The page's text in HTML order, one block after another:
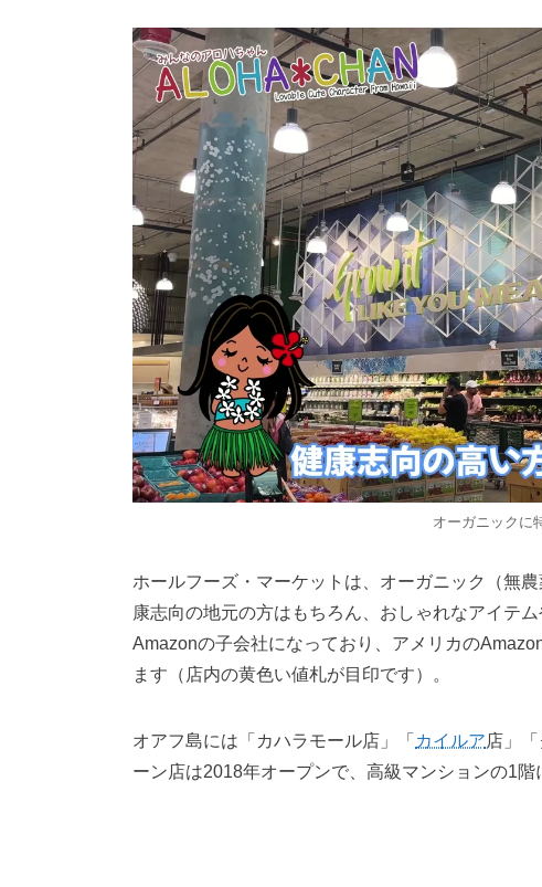
オーガニックに
ホールフーズ・マーケットは、オーガニック（無
康志向の地元の方はもちろん、おしゃれなアイテ
Amazonの子会社になっており、アメリカの
ます（店内の黄色い値札が目印です）。
オアフ島には「カハラモール店」「 カイルア店」
ーン店は2018年オープンで、高級マンションの1階